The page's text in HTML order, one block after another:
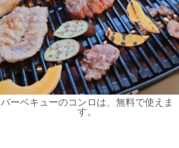
バーベキューのコンロは、無料で使えま
す。